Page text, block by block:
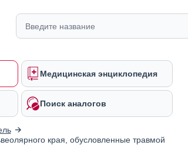
Медицинская энциклопедия
Поиск аналогов
края, обусловленные травмой